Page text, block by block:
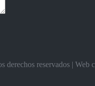
reservados | Web